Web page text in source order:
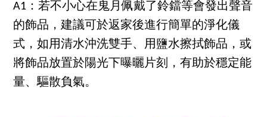
A1：若不小心在鬼月佩戴了鈴鐺等會發出聲音
的飾品，建議可於返家後進行簡單的淨化儀
式，如用清水沖洗雙手、用鹽水擦拭飾品，或
將飾品放置於陽光下曝曬片刻，有助於穩定能
量、驅散負氣。